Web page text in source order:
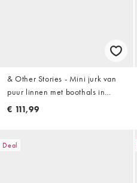
& Other Stories - Mini jurk van
puur linnen met boothals in
chocoladebruin
€ 111,99
Deal